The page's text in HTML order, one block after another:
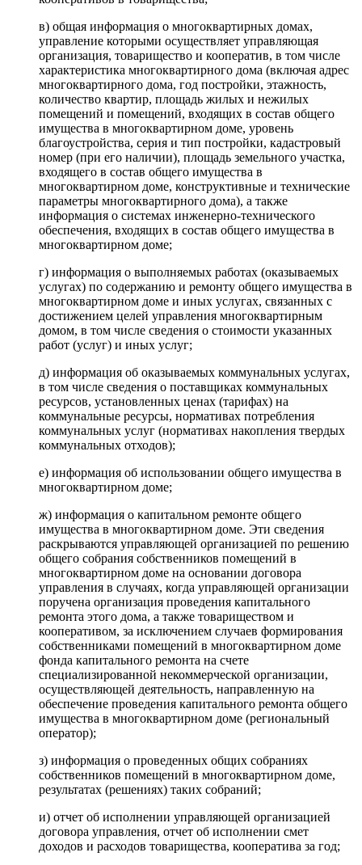
в) общая информация о многоквартирных домах,
управление которыми осуществляет управляющая
организация, товарищество и кооператив, в том числе
характеристика многоквартирного дома (включая адрес
многоквартирного дома, год постройки, этажность,
количество квартир, площадь жилых и нежилых
помещений и помещений, входящих в состав общего
имущества в многоквартирном доме, уровень
благоустройства, серия и тип постройки, кадастровый
номер (при его наличии), площадь земельного участка,
входящего в состав общего имущества в
многоквартирном доме, конструктивные и технические
параметры многоквартирного дома), а также
информация о системах инженерно-технического
обеспечения, входящих в состав общего имущества в
многоквартирном доме;
г) информация о выполняемых работах (оказываемых
услугах) по содержанию и ремонту общего имущества в
многоквартирном доме и иных услугах, связанных с
достижением целей управления многоквартирным
домом, в том числе сведения о стоимости указанных
работ (услуг) и иных услуг;
д) информация об оказываемых коммунальных услугах,
в том числе сведения о поставщиках коммунальных
ресурсов, установленных ценах (тарифах) на
коммунальные ресурсы, нормативах потребления
коммунальных услуг (нормативах накопления твердых
коммунальных отходов);
е) информация об использовании общего имущества в
многоквартирном доме;
ж) информация о капитальном ремонте общего
имущества в многоквартирном доме. Эти сведения
раскрываются управляющей организацией по решению
общего собрания собственников помещений в
многоквартирном доме на основании договора
управления в случаях, когда управляющей организации
поручена организация проведения капитального
ремонта этого дома, а также товариществом и
кооперативом, за исключением случаев формирования
собственниками помещений в многоквартирном доме
фонда капитального ремонта на счете
специализированной некоммерческой организации,
осуществляющей деятельность, направленную на
обеспечение проведения капитального ремонта общего
имущества в многоквартирном доме (региональный
оператор);
з) информация о проведенных общих собраниях
собственников помещений в многоквартирном доме,
результатах (решениях) таких собраний;
и) отчет об исполнении управляющей организацией
договора управления, отчет об исполнении смет
доходов и расходов товарищества, кооператива за год;